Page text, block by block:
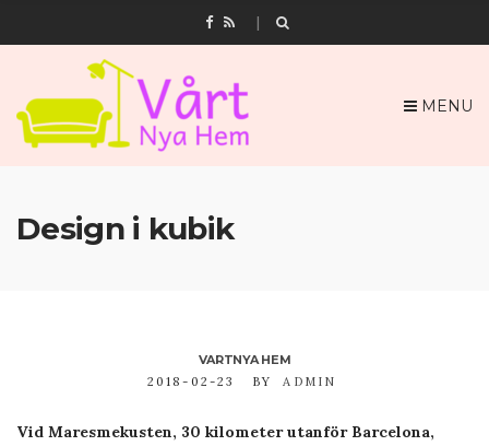
MENU
Design i kubik
VARTNYA HEM
2018-02-23
BY ADMIN
Vid Maresmekusten, 30 kilometer utanför Barcelona,